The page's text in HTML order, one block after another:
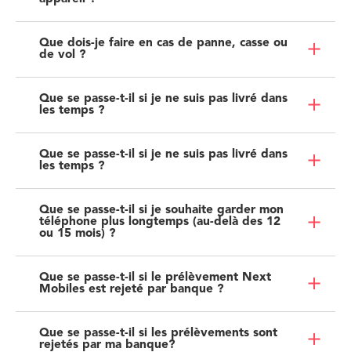
Que dois-je faire en cas de panne, casse ou
de vol ?
Que se passe-t-il si je ne suis pas livré dans
les temps ?
Que se passe-t-il si je ne suis pas livré dans
les temps ?
Que se passe-t-il si je souhaite garder mon
téléphone plus longtemps (au-delà des 12
ou 15 mois) ?
Que se passe-t-il si le prélèvement Next
Mobiles est rejeté par banque ?
Que se passe-t-il si les prélèvements sont
rejetés par ma banque?